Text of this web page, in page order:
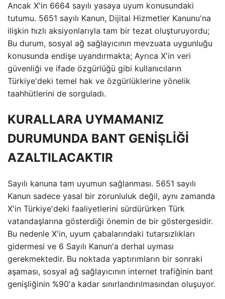
Ancak X'in 6664 sayılı yasaya uyum konusundaki
tutumu. 5651 sayılı Kanun, Dijital Hizmetler Kanunu'na
ilişkin hızlı aksiyonlarıyla tam bir tezat oluşturuyordu;
Bu durum, sosyal ağ sağlayıcının mevzuata uygunluğu
konusunda endişe uyandırmakta; Ayrıca X'in veri
güvenliği ve ifade özgürlüğü gibi kullanıcıların
Türkiye'deki temel hak ve özgürlüklerine yönelik
taahhütlerini de sorguladı.
KURALLARA UYMAMANIZ
DURUMUNDA BANT GENİŞLİĞİ
AZALTILACAKTIR
Sayılı kanuna tam uyumun sağlanması. 5651 sayılı
Kanun sadece yasal bir zorunluluk değil, aynı zamanda
X'in Türkiye'deki faaliyetlerini sürdürürken Türk
vatandaşlarına gösterdiği önemin de bir göstergesidir.
Bu nedenle X'in, uyum çabalarındaki tutarsızlıkları
gidermesi ve 6 Sayılı Kanun'a derhal uyması
gerekmektedir. Bu noktada yaptırımların bir sonraki
aşaması, sosyal ağ sağlayıcının internet trafiğinin bant
genişliğinin %90'a kadar sınırlandırılmasından oluşuyor.